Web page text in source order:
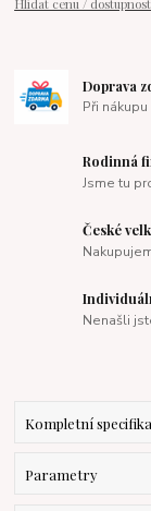
Hlídat cenu / dostupnost
Doprava
Při
Rodinná
Jsme tu
České
Nenašli
Kompletní
Parametry